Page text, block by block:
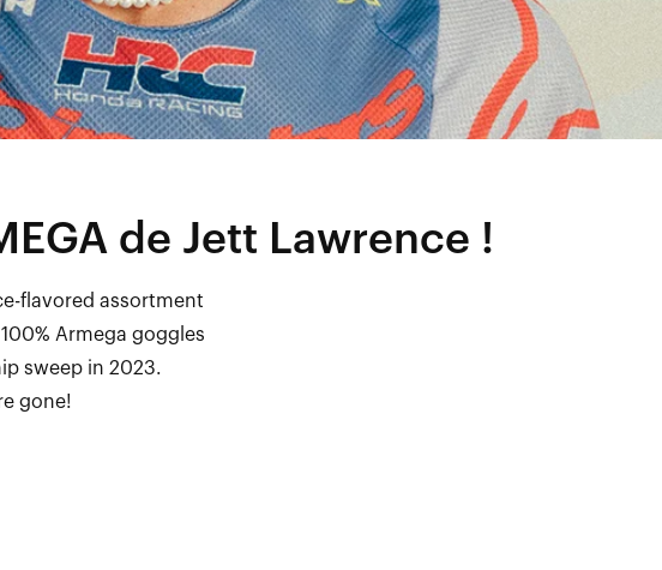
de Jett Lawrence !
flavored assortment
Armega goggles
sweep in 2023.
gone!